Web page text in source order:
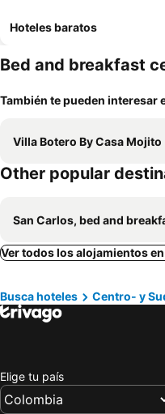
Hoteles baratos
Bed and breakfast
También te pueden interesar
Villa Botero By Casa Mojito
Other popular
San Carlos, bed and
Ver todos los alojamientos en
Busca hoteles Centro- y
Elige tu país